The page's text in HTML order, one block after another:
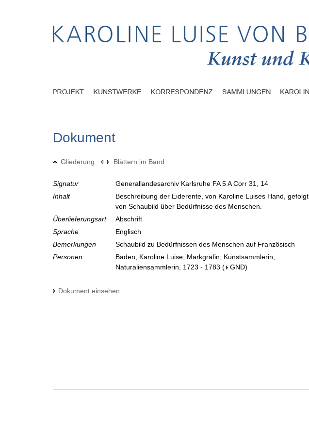
Dokument
Gliederung Blättern im Band
Signatur
Generallandesarchiv Karlsruhe FA 5 A Corr 31, 14
Inhalt
Beschreibung der Eiderente, von Karoline Luises Hand, gefolgt
von Schaubild über Bedürfnisse des Menschen.
Überlieferungsart
Abschrift
Sprache
Englisch
Bemerkungen
Schaubild zu Bedürfnissen des Menschen auf Französisch
Personen
Baden, Karoline Luise; Markgräfin; Kunstsammlerin,
Naturaliensammlerin, 1723 - 1783 ( GND)
Dokument einsehen